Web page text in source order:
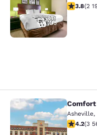
35
3.753.8(2
Comfort Asheville,
4.244.2(3